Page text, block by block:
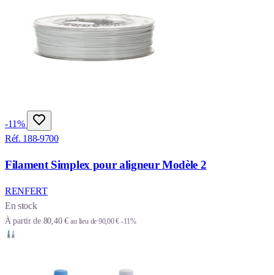
-11%
Réf. 188-9700
Filament Simplex pour aligneur Modèle 2
RENFERT
En stock
À partir de 80,40 € au lieu de 90,00 € -11%